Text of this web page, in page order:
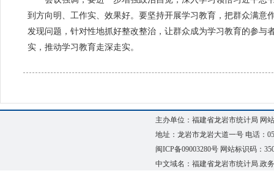
到方向明、工作实、效果好。要坚持开展学习教育，把群众满
发现问题，针对性地抓好整改整治，让群众成为学习教育的参
实，推动学习教育走深走实。